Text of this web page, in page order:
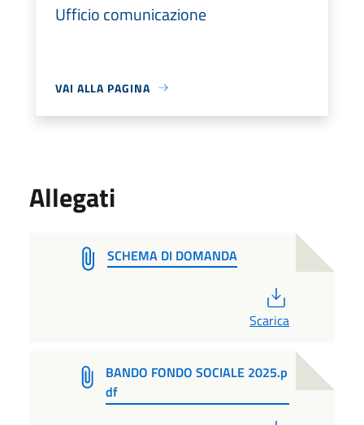
Ufficio comunicazione
VAI ALLA PAGINA
Allegati
SCHEMA DI DOMANDA
Scarica
BANDO FONDO SOCIALE 2025.p
df